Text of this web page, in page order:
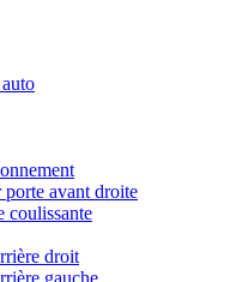
avant droite
coulissante
droit
gauche